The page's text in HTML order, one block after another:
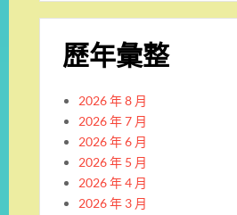
歷年彙整
2026 年 8 月
2026 年 7 月
2026 年 6 月
2026 年 5 月
2026 年 4 月
2026 年 3 月